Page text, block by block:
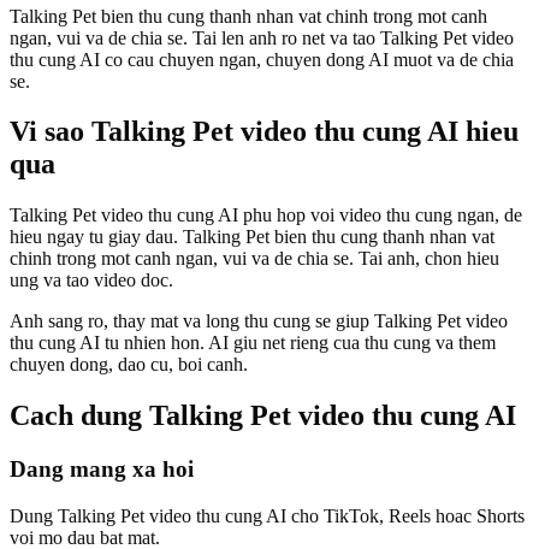
Talking Pet bien thu cung thanh nhan vat chinh trong mot canh
ngan, vui va de chia se. Tai len anh ro net va tao Talking Pet video
thu cung AI co cau chuyen ngan, chuyen dong AI muot va de chia
se.
Vi sao Talking Pet video thu cung AI hieu
qua
Talking Pet video thu cung AI phu hop voi video thu cung ngan, de
hieu ngay tu giay dau. Talking Pet bien thu cung thanh nhan vat
chinh trong mot canh ngan, vui va de chia se. Tai anh, chon hieu
ung va tao video doc.
Anh sang ro, thay mat va long thu cung se giup Talking Pet video
thu cung AI tu nhien hon. AI giu net rieng cua thu cung va them
chuyen dong, dao cu, boi canh.
Cach dung Talking Pet video thu cung AI
Dang mang xa hoi
Dung Talking Pet video thu cung AI cho TikTok, Reels hoac Shorts
voi mo dau bat mat.